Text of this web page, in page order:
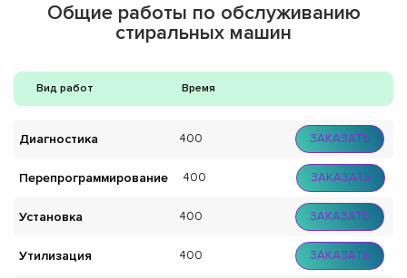
Общие работы по обслуживанию
стиральных машин
Вид работ Время
Диагностика 400 ЗАКАЗАТЬ
Перепрограммирование 400 ЗАКАЗАТЬ
Установка 400 ЗАКАЗАТЬ
Утилизация 400 ЗАКАЗАТЬ